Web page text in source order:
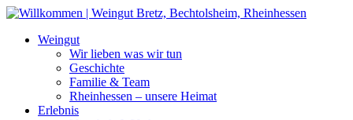
Weiter
Inhalt
Weingut
Wir lieben was wir tun
Geschichte
Familie & Team
Rheinhessen – unsere Heimat
Erlebnis